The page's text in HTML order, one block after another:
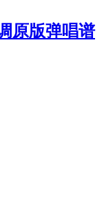
原版弹唱谱